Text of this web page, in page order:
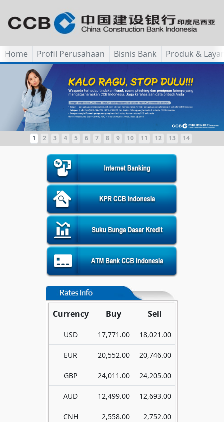
Home Profil Perusahaan Bisnis Bank Produk &
1 2 3 4 5 6 7 8 9 10 11 12 13 14
Currency Buy Sell
USD 17,771.00 18,021.00
EUR 20,552.00 20,746.00
GBP 24,011.00 24,205.00
AUD 12,499.00 12,693.00
CNH 2,558.00 2,752.00